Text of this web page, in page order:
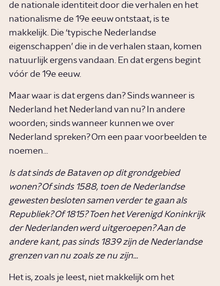
de nationale identiteit door die verhalen en het
nationalisme de 19e eeuw ontstaat, is te
makkelijk. Die ‘typische Nederlandse
eigenschappen’ die in de verhalen staan, komen
natuurlijk ergens vandaan. En dat ergens begint
vóór de 19e eeuw.
Maar waar is dat ergens dan? Sinds wanneer is
Nederland het Nederland van nu? In andere
woorden; sinds wanneer kunnen we over
Nederland spreken? Om een paar voorbeelden te
noemen…
Is dat sinds de Bataven op dit grondgebied
wonen?Of sinds 1588, toen de Nederlandse
gewesten besloten samen verder te gaan als
Republiek?Of 1815? Toen het Verenigd Koninkrijk
der Nederlanden werd uitgeroepen?Aan de
andere kant, pas sinds 1839 zijn de Nederlandse
grenzen van nu zoals ze nu zijn…
Het is, zoals je leest, niet makkelijk om het